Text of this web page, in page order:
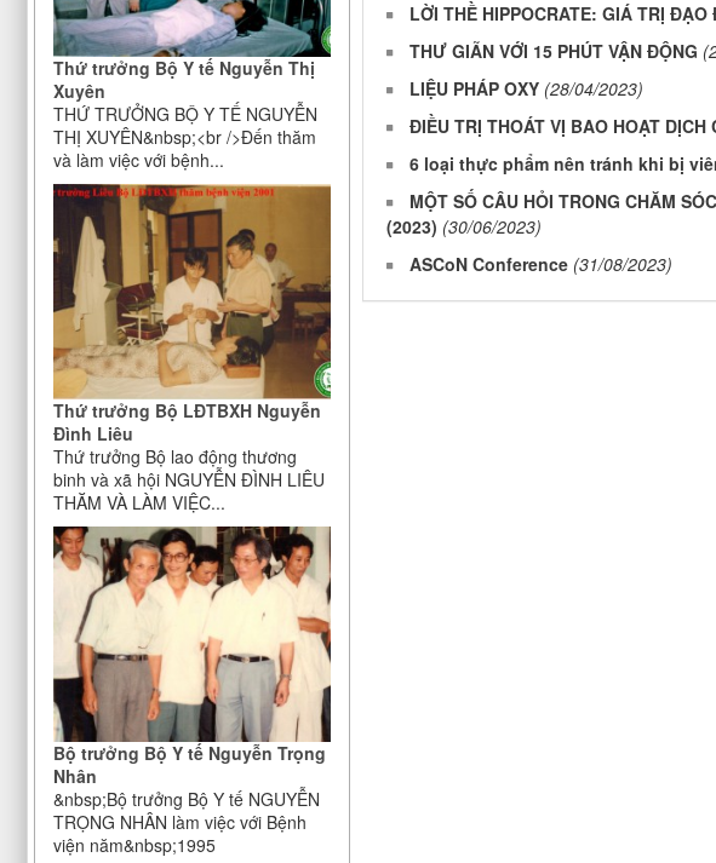
Thứ trưởng Bộ Y tế Nguyễn Thị
Xuyên
THỨ TRƯỞNG BỘ Y TẾ NGUYỄN
THỊ XUYÊN&nbsp;<br />Đến thăm
và làm việc với bệnh...
Thứ trưởng Bộ LĐTBXH Nguyễn
Đình Liêu
Thứ trưởng Bộ lao động thương
binh và xã hội NGUYỄN ĐÌNH LIÊU
THĂM VÀ LÀM VIỆC...
Bộ trưởng Bộ Y tế Nguyễn Trọng
Nhân
&nbsp;Bộ trưởng Bộ Y tế NGUYỄN
TRỌNG NHÂN làm việc với Bệnh
viện năm&nbsp;1995
LỜI THỀ HIPPOCRATE: GIÁ TRỊ
THƯ GIÃN VỚI 15 PHÚT VẬN ĐỘNG
LIỆU PHÁP OXY (28/04/2023)
ĐIỀU TRỊ THOÁT VỊ BAO HOẠT DỊCH
6 loại thực phẩm nên tránh khi bị
MỘT SỐ CÂU HỎI TRONG CHĂM
(2023) (30/06/2023)
ASCoN Conference (31/08/2023)